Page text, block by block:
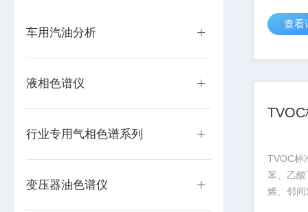
车用汽油分析
液相色谱仪
行业专用气相色谱系列
变压器油色谱仪
家有关
质保壹
查看
TVOC标
苯、乙
烯、邻